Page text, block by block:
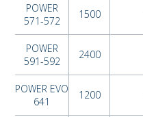
POWER
571-572
1500
POWER
591-592
2400
POWER EVO
641
1200